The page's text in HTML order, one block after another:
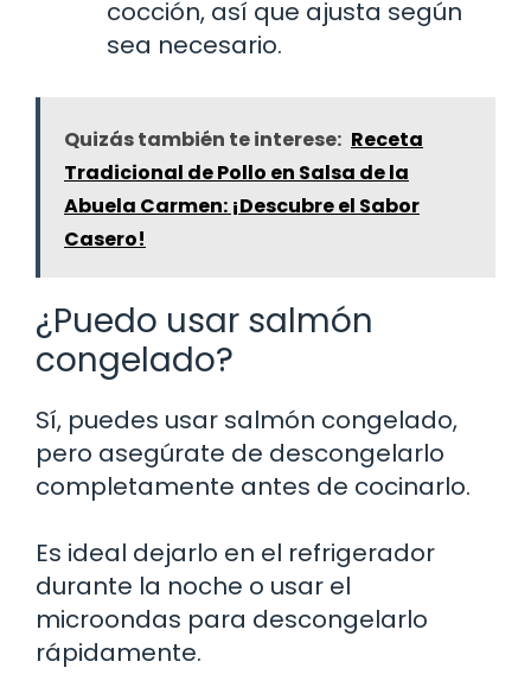
cocción, así que ajusta según
sea necesario.
Quizás también te interese: Receta
Tradicional de Pollo en Salsa de la
Abuela Carmen: ¡Descubre el Sabor
Casero!
¿Puedo usar salmón
congelado?
Sí, puedes usar salmón congelado,
pero asegúrate de descongelarlo
completamente antes de cocinarlo.
Es ideal dejarlo en el refrigerador
durante la noche o usar el
microondas para descongelarlo
rápidamente.